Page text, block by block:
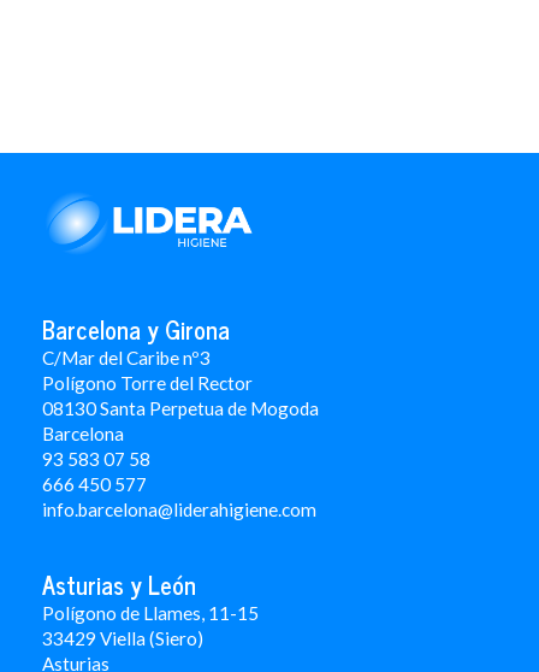
Barcelona y Girona
C/Mar del Caribe nº3
Polígono Torre del Rector
08130 Santa Perpetua de Mogoda
Barcelona
93 583 07 58
666 450 577
info.barcelona@liderahigiene.com
Asturias y León
Polígono de Llames, 11-15
33429 Viella (Siero)
Asturias